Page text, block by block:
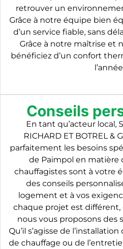
retrouver un
Grâce à notre équipe bien
d’un service fiable, sans
Grâce à notre maîtrise et
bénéficiez d’un confort
Conseils
En tant qu’acteur local,
RICHARD ET BOTREL &
parfaitement les besoins
de Paimpol en matière
chauffagistes sont à votre
des conseils
logement et à vos
chaque projet est différent,
nous vous proposons des
Qu’il s’agisse de
de chauffage ou de